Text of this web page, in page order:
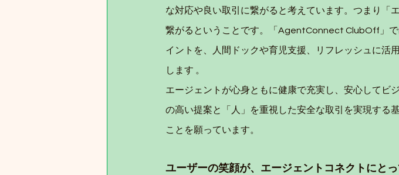
な対応や良い取引に繋がると考えています。つまり「
繋がるということです。「AgentConnect ClubOff」
イントを、人間ドックや育児支援、リフレッシュに活
します 。
エージェントが心身ともに健康で充実し、安心してビ
の高い提案と「人」を重視した安全な取引を実現する
ことを願っています。
ユーザーの笑顔が、エージェントコネクトにと